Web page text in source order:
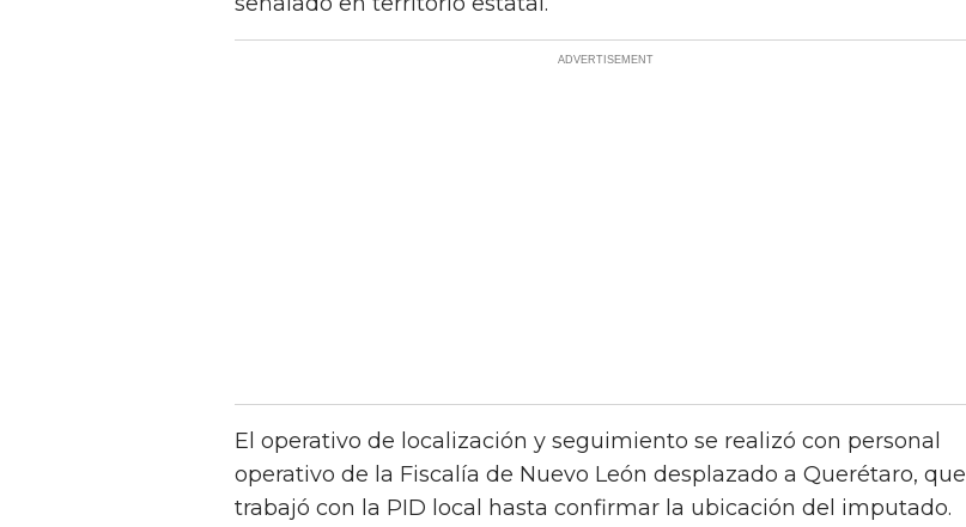
El operativo de localización y seguimiento se realizó con personal
operativo de la Fiscalía de Nuevo León desplazado a Querétaro, que
trabajó con la PID local hasta confirmar la ubicación del imputado.